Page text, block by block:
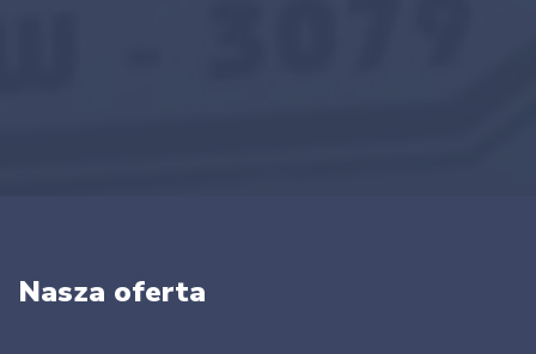
Nasza oferta